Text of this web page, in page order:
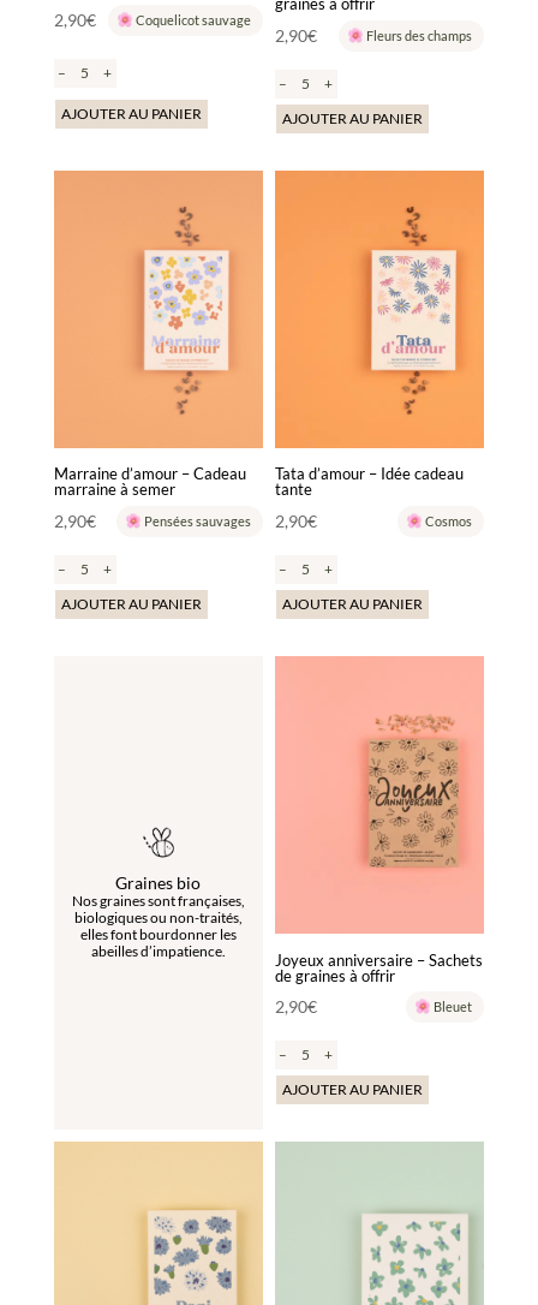
2,90€ Coquelicot sauvage
– +
AJOUTER AU PANIER
graines à offrir
2,90€ Fleurs des champs
–
+
AJOUTER AU PANIER
Marraine d’amour – Cadeau
marraine à semer
2,90€ Pensées sauvages
–
+
AJOUTER AU PANIER
Tata d’amour – Idée cadeau
tante
2,90€ Cosmos
–
+
AJOUTER AU PANIER
Graines bio
Nos graines sont françaises,
biologiques ou non-traités,
elles font bourdonner les
abeilles d’impatience.
Joyeux anniversaire – Sachets
de graines à offrir
2,90€ Bleuet
–
+
AJOUTER AU PANIER